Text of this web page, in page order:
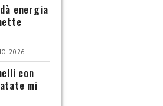
energia
2026
con
mi